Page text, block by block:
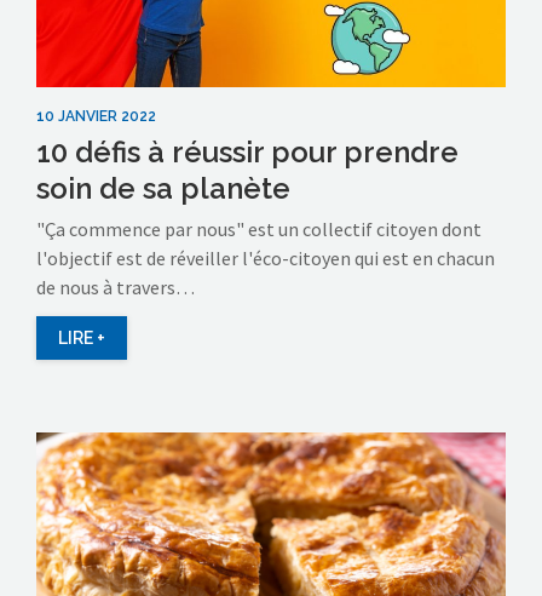
10 JANVIER 2022
10 défis à réussir pour prendre
soin de sa planète
"Ça commence par nous" est un collectif citoyen dont
l'objectif est de réveiller l'éco-citoyen qui est en chacun
de nous à travers…
LIRE +